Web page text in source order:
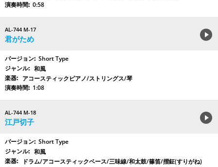
0:58
AL-744 M-17
君がため
Short Type
和風
アコースティックピアノ/ストリングス/琴
1:08
AL-744 M-18
江戸切子
Short Type
和風
ドラム/アコースティックベース/三味線/和太鼓/篠笛/摺鉦(すりがね)